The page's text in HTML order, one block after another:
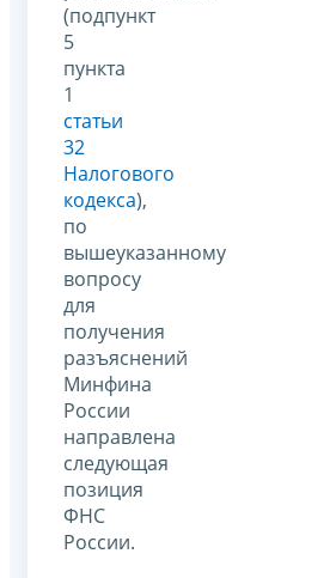
(подпункт
5
пункта
1
статьи
32
Налогового
кодекса),
по
вышеуказанному
вопросу
для
получения
разъяснений
Минфина
России
направлена
следующая
позиция
ФНС
России.